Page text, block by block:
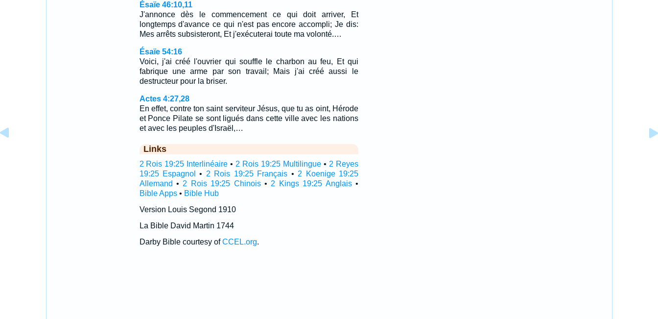
Ésaïe 46:10,11
J'annonce dès le commencement ce qui doit arriver, Et
longtemps d'avance ce qui n'est pas encore accompli; Je dis:
Mes arrêts subsisteront, Et j'exécuterai toute ma volonté.…
Ésaïe 54:16
Voici, j'ai créé l'ouvrier qui souffle le charbon au feu, Et qui
fabrique une arme par son travail; Mais j'ai créé aussi le
destructeur pour la briser.
Actes 4:27,28
En effet, contre ton saint serviteur Jésus, que tu as oint, Hérode
et Ponce Pilate se sont ligués dans cette ville avec les nations
et avec les peuples d'Israël,…
Links
2 Rois 19:25 Interlinéaire • 2 Rois 19:25 Multilingue • 2 Reyes
19:25 Espagnol
• 2 Rois 19:25 Français • 2 Koenige 19:25
Allemand • 2 Rois 19:25 Chinois• 2 Kings 19:25 Anglais•
Bible Apps• Bible Hub
Version Louis Segond 1910
La Bible David Martin 1744
Darby Bible courtesy ofCCEL.org.